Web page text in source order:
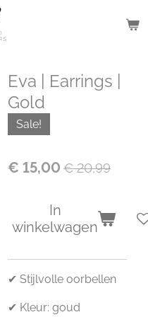
Eva | Earrings |
Gold
Sale!
€ 15,00 € 20,99
In
winkelwagen
✔ Stijlvolle oorbellen
✔ Kleur: goud